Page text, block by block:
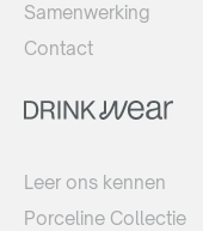
Samenwerking
Contact
Leer ons kennen
Porceline Collectie